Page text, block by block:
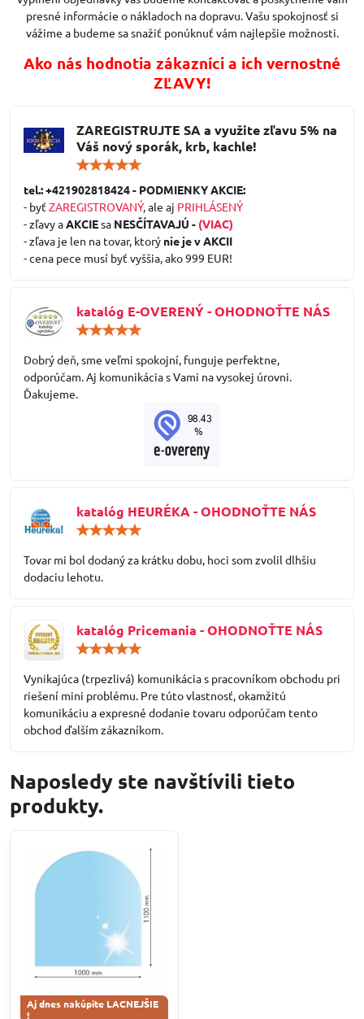
presné informácie o nákladoch na dopravu. Vašu spokojnosť si
vážime a budeme sa snažiť ponúknuť vám najlepšie možnosti.
Ako nás hodnotia zákazníci a ich vernostné
ZĽAVY!
ZAREGISTRUJTE SA a využite zľavu 5% na
Váš nový sporák, krb, kachle!
/
5
tel.: +421902818424 - PODMIENKY AKCIE:
- byť ZAREGISTROVANÝ, ale aj PRIHLÁSENÝ
- zľavy aAKCIEsa NESČÍTAVAJÚ - (VIAC)
- zľava je len na tovar, ktorý nie je v AKCII
- cena pece musí byť vyššia, ako 999 EUR!
katalóg E-OVERENÝ - OHODNOŤTE NÁS
5
Dobrý deň, sme veľmi spokojní, funguje perfektne,
odporúčam. Aj komunikácia s Vami na vysokej úrovni.
Ďakujeme.
katalóg HEURÉKA - OHODNOŤTE NÁS
5
Tovar mi bol dodaný za krátku dobu, hoci som zvolil dlhšiu
dodaciu lehotu.
katalóg Pricemania - OHODNOŤTE NÁS
5
Vynikajúca (trpezlivá) komunikácia s pracovníkom obchodu pri
riešení mini problému. Pre túto vlastnosť, okamžitú
komunikáciu a expresné dodanie tovaru odporúčam tento
obchod ďalším zákazníkom.
Naposledy ste navštívili tieto
produkty.
Aj dnes nakúpite LACNEJŠIE
!